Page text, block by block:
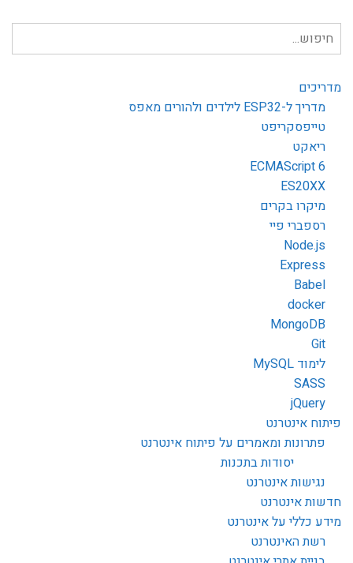
חיפוש
עבור:
מדריכים
מדריך ל-ESP32 לילדים ולהורים מאפס
טייפסקריפט
ריאקט
ECMAScript 6
ES20XX
מיקרו בקרים
רספברי פיי
Node.js
Express
Babel
docker
MongoDB
Git
לימוד MySQL
SASS
jQuery
פיתוח אינטרנט
פתרונות ומאמרים על פיתוח אינטרנט
יסודות בתכנות
נגישות אינטרנט
חדשות אינטרנט
מידע כללי על אינטרנט
רשת האינטרנט